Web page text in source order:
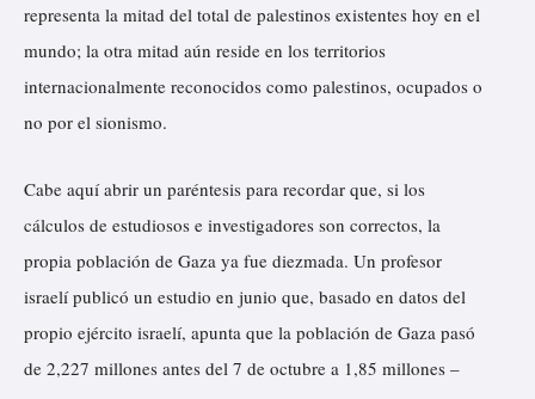
representa la mitad del total de palestinos existentes hoy en el
mundo; la otra mitad aún reside en los territorios
internacionalmente reconocidos como palestinos, ocupados o
no por el sionismo.
Cabe aquí abrir un paréntesis para recordar que, si los
cálculos de estudiosos e investigadores son correctos, la
propia población de Gaza ya fue diezmada. Un profesor
israelí publicó un estudio en junio que, basado en datos del
propio ejército israelí, apunta que la población de Gaza pasó
de 2,227 millones antes del 7 de octubre a 1,85 millones –